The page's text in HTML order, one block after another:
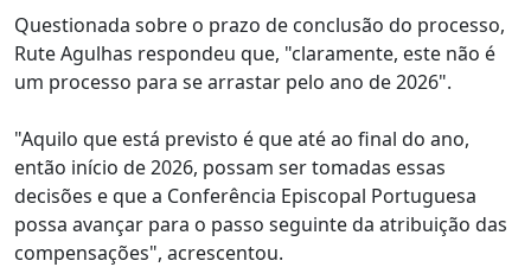
Questionada sobre o prazo de conclusão do processo,
Rute Agulhas respondeu que, "claramente, este não é
um processo para se arrastar pelo ano de 2026".
"Aquilo que está previsto é que até ao final do ano,
então início de 2026, possam ser tomadas essas
decisões e que a Conferência Episcopal Portuguesa
possa avançar para o passo seguinte da atribuição das
compensações", acrescentou.